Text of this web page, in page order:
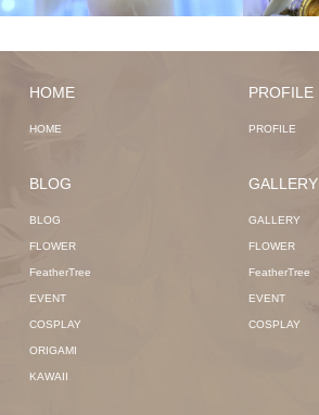
HOME
HOME
PROFILE
PROFILE
BLOG
BLOG
FLOWER
FeatherTree
EVENT
COSPLAY
ORIGAMI
KAWAII
GALLERY
GALLERY
FLOWER
FeatherTree
EVENT
COSPLAY